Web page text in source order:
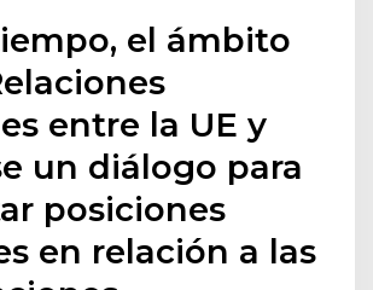
el ámbito
entre la UE y
un diálogo para
posiciones
en relación a las